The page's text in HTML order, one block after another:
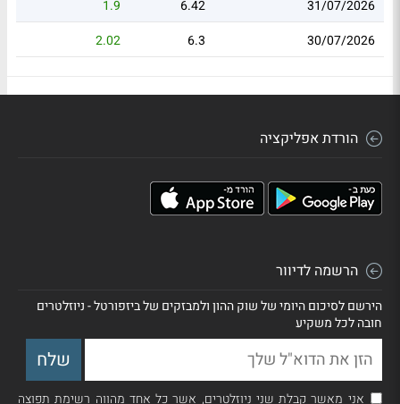
31/07/2026
6.42
1.9
30/07/2026
6.3
2.02
הורדת אפליקציה
הרשמה לדיוור
הירשם לסיכום היומי של שוק ההון ולמבזקים של ביזפורטל - ניוזלטרים
חובה לכל משקיע
אני מאשר קבלת שני ניוזלטרים, אשר כל אחד מהווה רשימת תפוצה